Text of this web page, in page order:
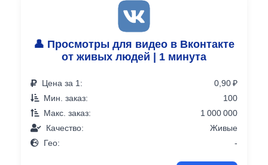
👤 Просмотры для видео в Вконтакте
от живых людей | 1 минута
Цена за 1:
0,90 ₽
Мин. заказ:
100
Макс. заказ:
1 000 000
Качество:
Живые
Гео:
-